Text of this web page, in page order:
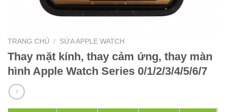
TRANG CHỦ / SỬA APPLE WATCH
Thay mặt kính, thay cảm ứng, thay màn
hình Apple Watch Series 0/1/2/3/4/5/6/7